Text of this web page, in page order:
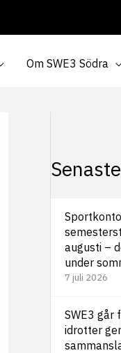
Om SWE3 Södra
augusti –
under
7 juli 2026
SWE3 går
idrotter